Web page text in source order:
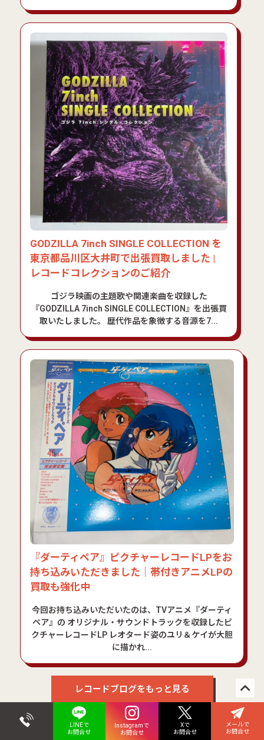
GODZILLA 7inch SINGLE COLLECTION を
東京都品川区大井町で出張買取しました |
レコードコレクションのご紹介
ゴジラ映画の主題歌や関連楽曲を収録した
『GODZILLA 7inch SINGLE COLLECTION』を出張買
取いたしました。 歴代作品を象徴する音源を7...
『ダーティペア』ピクチャーレコードLPをお
持ち込みいただきました｜帯付きアニメLPの
買取も強化中
今回お持ち込みいただいたのは、TVアニメ『ダーティ
ペア』の オリジナル・サウンドトラックを収録したピ
クチャーレコードLP レオタード姿のユリ＆ケイが大胆
に描かれ...
レコードブログをもっと見る
LINEで
お問合せ
Instagramで
お問合せ
Xで
お問合せ
メールで
お問合せ